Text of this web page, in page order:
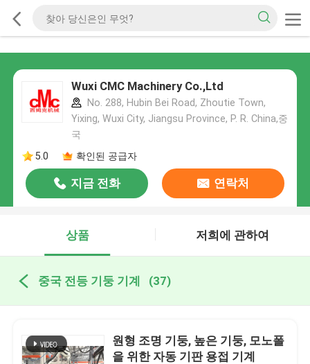
Wuxi CMC Machinery Co.,Ltd
No. 288, Hubin Bei Road, Zhoutie Town,
Yixing, Wuxi City, Jiangsu Province, P. R. China,중
국
5.0
확인된 공급자
지금 전화 연락처
상품 저희에 관하여
중국 전등 기둥 기계 (37)
원형 조명 기둥, 높은 기둥, 모노폴
을 위한 자동 기판 용접 기계